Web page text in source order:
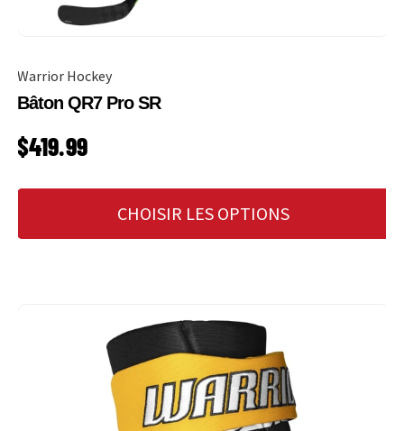
Warrior Hockey
Bâton QR7 Pro SR
PRIX HABITUEL
$419.99
CHOISIR LES OPTIONS